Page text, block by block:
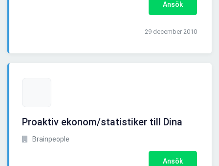
Ansök
29 december 2010
Proaktiv ekonom/statistiker till Dina
Brainpeople
Ansök